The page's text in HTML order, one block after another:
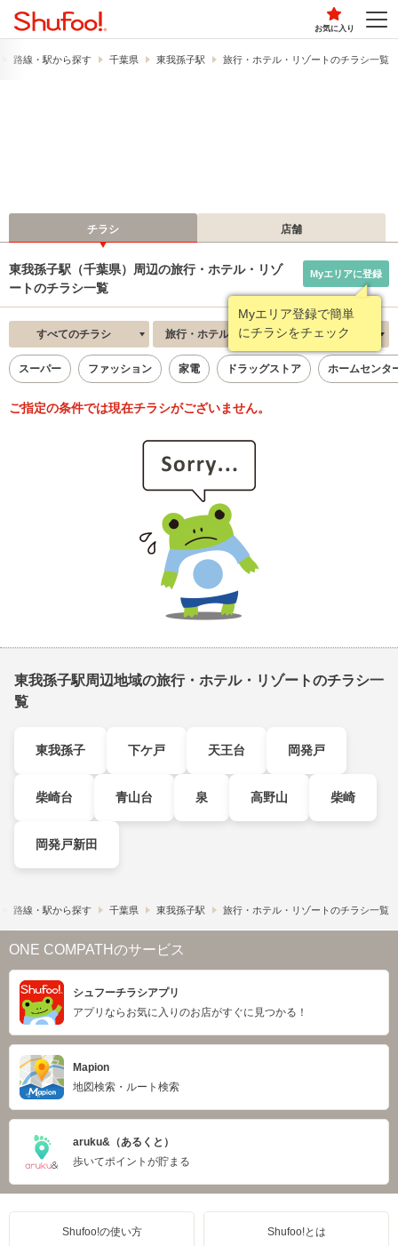
お気に入り
路線・駅から探す 千葉県 東我孫子駅 旅行・ホテル・リゾートのチラシ一覧
チラシ 店舗
東我孫子駅（千葉県）周辺の旅行・ホテル・リゾ
ートのチラシ一覧
Myエリア登録で簡単
にチラシをチェック
Myエリアに登録
すべてのチラシ 旅行・ホテル・リゾート 新着順
スーパー ファッション 家電 ドラッグストア ホームセンタ
ご指定の条件では現在チラシがございません。
東我孫子駅周辺地域の旅行・ホテル・リゾートのチラシ一
覧
東我孫子 下ケ戸 天王台 岡発戸
柴崎台 青山台 泉 高野山 柴崎
岡発戸新田
路線・駅から探す 千葉県 東我孫子駅 旅行・ホテル・リゾートのチラシ一覧
ONE COMPATHのサービス
シュフーチラシアプリ
アプリならお気に入りのお店がすぐに見つかる！
Mapion
地図検索・ルート検索
aruku&（あるくと）
歩いてポイントが貯まる
Shufoo!の使い方 Shufoo!とは